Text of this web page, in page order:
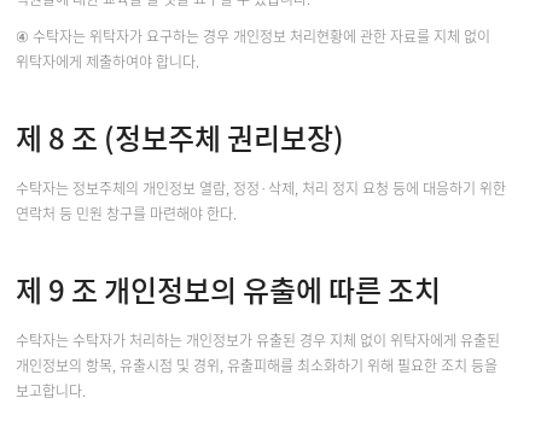
④ 수탁자는 위탁자가 요구하는 경우 개인정보 처리현황에 관한 자료를 지체 없이
위탁자에게 제출하여야 합니다.
제 8 조 (정보주체 권리보장)
수탁자는 정보주체의 개인정보 열람, 정정·삭제, 처리 정지 요청 등에 대응하기 위한
연락처 등 민원 창구를 마련해야 한다.
제 9 조 개인정보의 유출에 따른 조치
수탁자는 수탁자가 처리하는 개인정보가 유출된 경우 지체 없이 위탁자에게 유출된
개인정보의 항목, 유출시점 및 경위, 유출피해를 최소화하기 위해 필요한 조치 등을
보고합니다.